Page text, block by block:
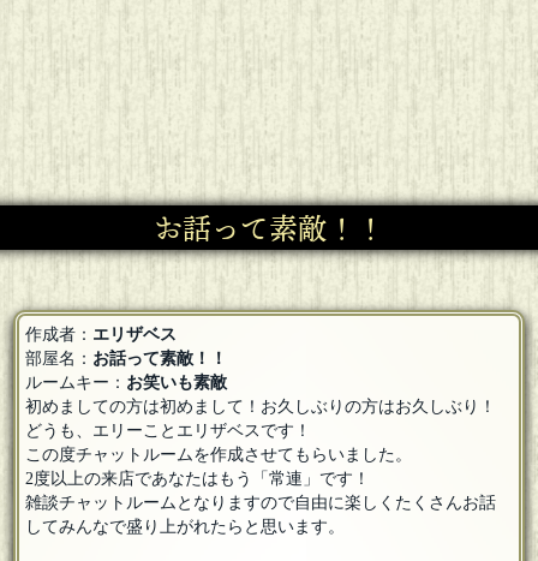
お話って素敵！！
作成者： エリザベス
部屋名： お話って素敵！！
ルームキー： お笑いも素敵
初めましての方は初めまして！お久しぶりの方はお久しぶり！
どうも、エリーことエリザベスです！
この度チャットルームを作成させてもらいました。
2度以上の来店であなたはもう「常連」です！
雑談チャットルームとなりますので自由に楽しくたくさんお話
してみんなで盛り上がれたらと思います。